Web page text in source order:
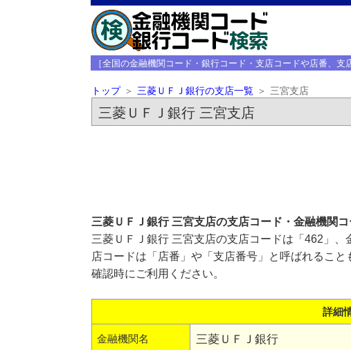
［全国の金融機関コード・銀行コード・支店コードや店番、支
トップ 三菱ＵＦＪ銀行の支店一覧 三宮支店
三菱ＵＦＪ銀行 三宮支店
三菱ＵＦＪ銀行 三宮支店の支店コード・金融機関コ
三菱ＵＦＪ銀行 三宮支店の支店コードは「462」
店コードは「店番」や「支店番号」と呼ばれるこ
確認時にご利用ください。
詳細
金融機関名 三菱ＵＦＪ銀行